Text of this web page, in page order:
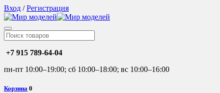
Вход /Регистрация
+7 915 789-64-04
пн-пт 10:00–19:00; сб 10:00–18:00; вс 10:00–16:00
Корзина 0